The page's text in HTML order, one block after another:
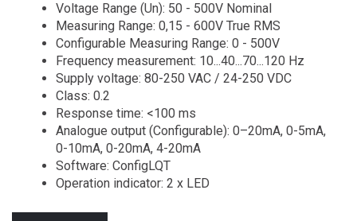
Voltage Range (Un): 50 - 500V Nominal
Measuring Range: 0,15 - 600V True RMS
Configurable Measuring Range: 0 - 500V
Frequency measurement: 10...40...70...120 Hz
Supply voltage: 80-250 VAC / 24-250 VDC
Class: 0.2
Response time: <100 ms
Analogue output (Configurable): 0–20mA, 0-5mA,
0-10mA, 0-20mA, 4-20mA
Software: ConfigLQT
Operation indicator: 2 x LED